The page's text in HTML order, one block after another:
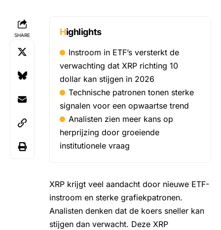
SHARE Highlights
Instroom in ETF’s versterkt de
verwachting dat XRP richting 10
dollar kan stijgen in 2026
Technische patronen tonen sterke
signalen voor een opwaartse trend
Analisten zien meer kans op
herprijzing door groeiende
institutionele vraag
XRP krijgt veel aandacht door nieuwe ETF-
instroom en sterke grafiekpatronen.
Analisten denken dat de koers sneller kan
stijgen dan verwacht. Deze XRP